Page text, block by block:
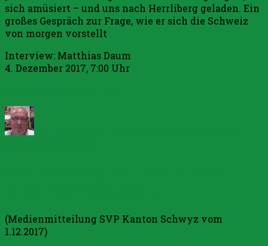
sich amüsiert – und uns nach Herrliberg geladen. Ein
großes Gespräch zur Frage, wie er sich die Schweiz
von morgen vorstellt
Interview: Matthias Daum
4. Dezember 2017, 7:00 Uhr
Autor
Veröffentlicht
am
(Medienmitteilung SVP Kanton Schwyz vom
1.12.2017)